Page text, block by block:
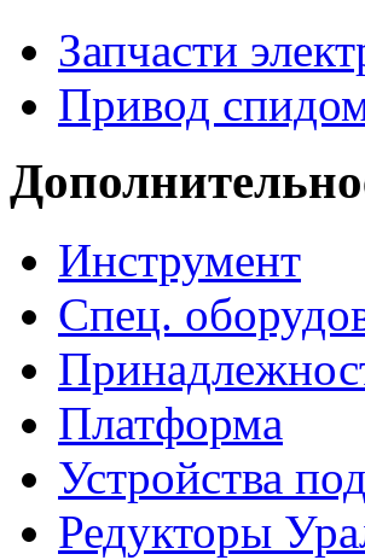
Запчасти
Привод
Инструмент
Спец.
Платформа
Устройства
Редукторы